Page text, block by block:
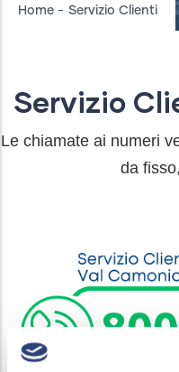
Home - Servizio Clienti
Servizio
Le chiamate ai numeri
da